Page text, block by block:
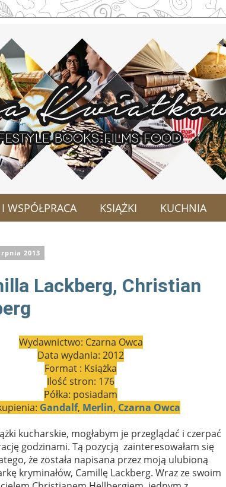
WSPÓŁPRACA KSIĄŻKI KUCHNIA
2013
Lackberg, Christian
Wydawnictwo: Czarna Owca
Data wydania: 2012
Format : Książka
Ilość stron: 176
Półka: posiadam
Gandalf, Merlin, Czarna Owca
kucharskie, mogłabym je przeglądać i czerpać
godzinami. Tą pozycją zainteresowałam się
że została napisana przez moją ulubioną
kryminałów, Camillę Lackberg. Wraz ze swoim